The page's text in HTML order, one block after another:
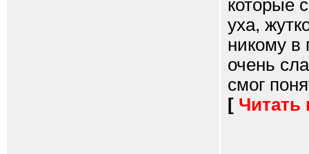
которые
уха,
никому в
очень
смог
[ Читать